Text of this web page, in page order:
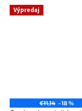
Výpredaj
€11,14 –18 %